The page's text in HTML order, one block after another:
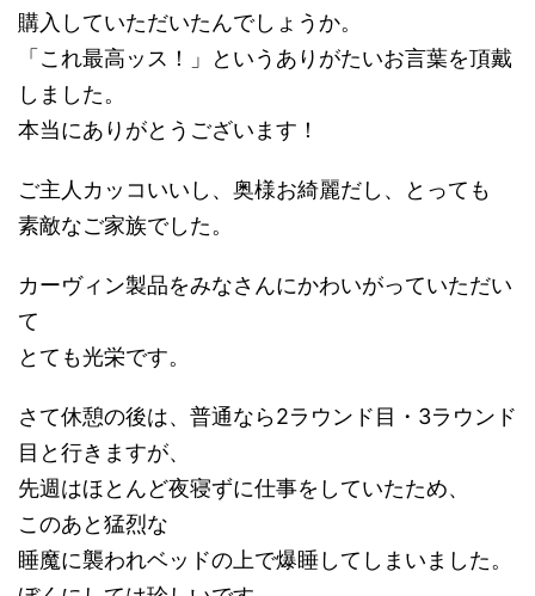
購入していただいたんでしょうか。
「これ最高ッス！」というありがたいお言葉を頂戴
しました。
本当にありがとうございます！
ご主人カッコいいし、奥様お綺麗だし、とっても
素敵なご家族でした。
カーヴィン製品をみなさんにかわいがっていただい
て
とても光栄です。
さて休憩の後は、普通なら2ラウンド目・3ラウンド
目と行きますが、
先週はほとんど夜寝ずに仕事をしていたため、
このあと猛烈な
睡魔に襲われベッドの上で爆睡してしまいました。